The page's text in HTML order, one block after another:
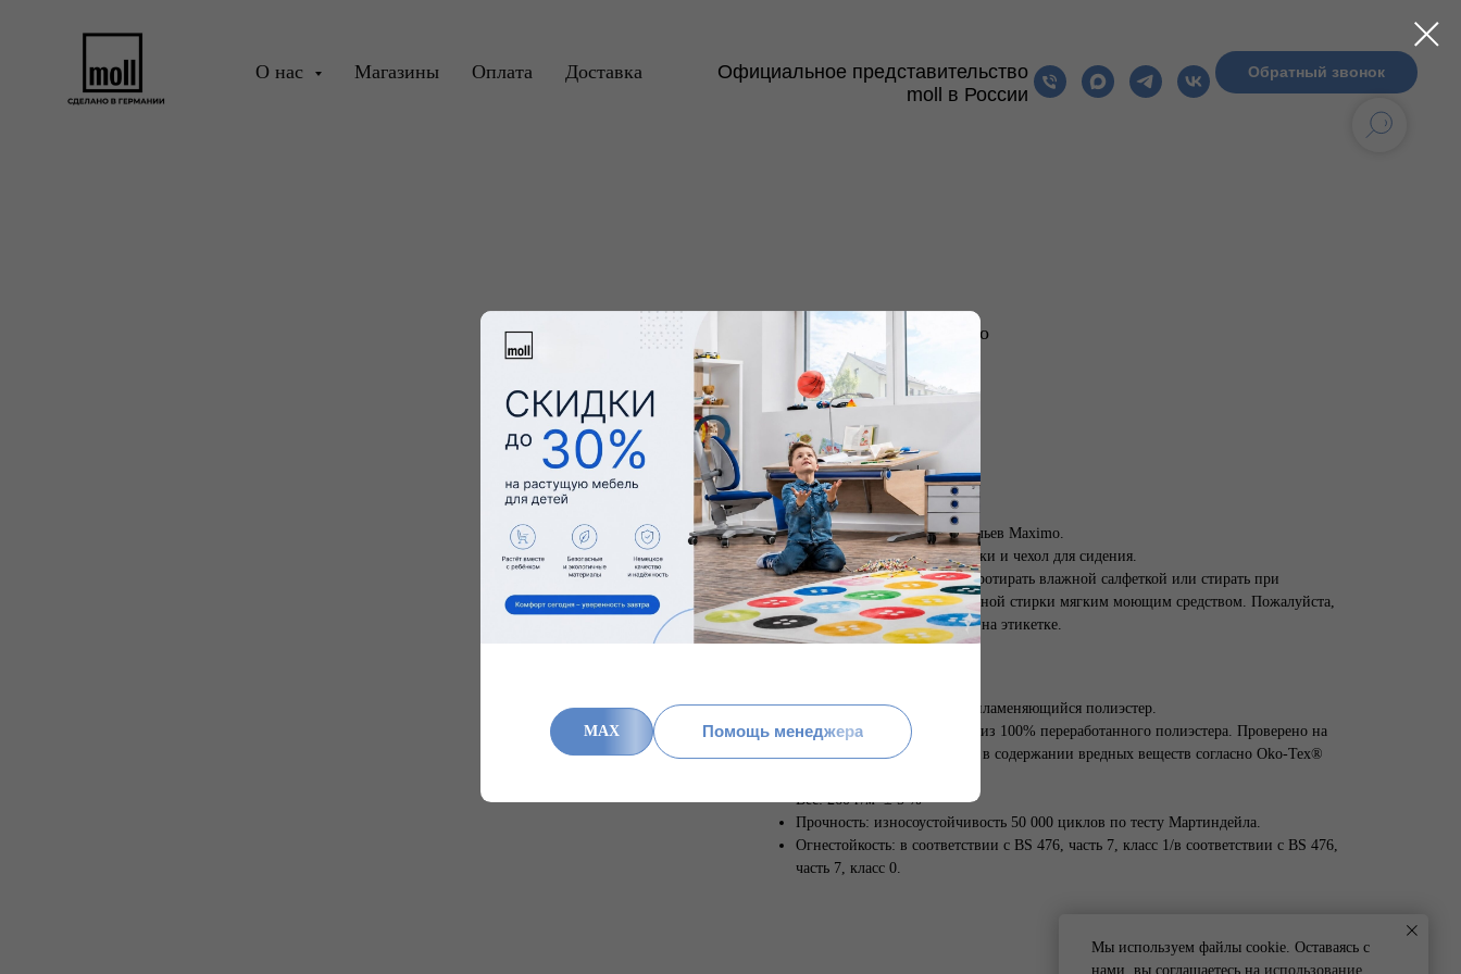
О нас Магазины Оплата Доставка
Официальное представительство
moll в России
Обратный звонок
MAX Помощь менеджера
Мы используем файлы cookie. Оставаясь с
нами, вы соглашаетесь на использование
Сменный чехол для Maximo
7088,00 ₽
Аксессуары
КУПИТЬ
Комплект сменных чехлов для стульев Maximo.
В комплект входит чехол для спинки и чехол для сидения.
При загрязнении рекомендуется протирать влажной салфеткой или стирать при
температуре 40° в режиме деликатной стирки мягким моющим средством. Пожалуйста,
следуйте рекомендациям по уходу на этикетке.
Материал: 100% трудновоспламеняющийся полиэстер.
Экологичность: изготовлен из 100% переработанного полиэстера. Проверено на
экологичность и отсутствие в содержании вредных веществ согласно Oko-Tex®
Вес: 260 г/м² ± 5 %
Прочность: износоустойчивость 50 000 циклов по тесту Мартиндейла.
Огнестойкость: в соответствии с BS 476, часть 7, класс 1/в соответствии с BS 476,
часть 7, класс 0.